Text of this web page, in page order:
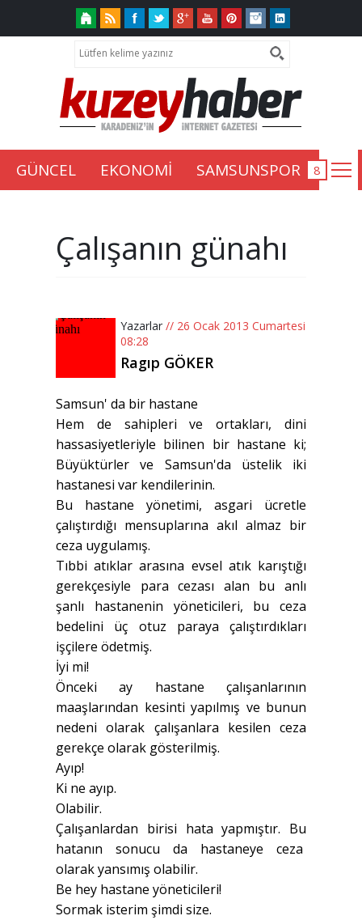
GÜNCEL EKONOMİ SAMSUNSPOR
Çalışanın günahı
Yazarlar // 26 Ocak 2013 Cumartesi
08:28
Ragıp GÖKER
Samsun' da bir hastane
Hem de sahipleri ve ortakları, dini
hassasiyetleriyle bilinen bir hastane ki;
Büyüktürler ve Samsun'da üstelik iki
hastanesi var kendilerinin.
Bu hastane yönetimi, asgari ücretle
çalıştırdığı mensuplarına akıl almaz bir
ceza uygulamış.
Tıbbi atıklar arasına evsel atık karıştığı
gerekçesiyle para cezası alan bu anlı
şanlı hastanenin yöneticileri, bu ceza
bedelini üç otuz paraya çalıştırdıkları
işçilere ödetmiş.
İyi mi!
Önceki ay hastane çalışanlarının
maaşlarından kesinti yapılmış ve bunun
nedeni olarak çalışanlara kesilen ceza
gerekçe olarak gösterilmiş.
Ayıp!
Ki ne ayıp.
Olabilir.
Çalışanlardan birisi hata yapmıştır. Bu
hatanın sonucu da hastaneye ceza
olarak yansımış olabilir.
Be hey hastane yöneticileri!
Sormak isterim şimdi size.